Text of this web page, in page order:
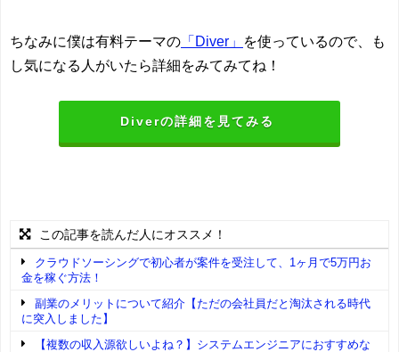
ちなみに僕は有料テーマの 「Diver」
を使っているので、も
し気になる人がいたら詳細をみてみてね！
Diverの詳細を見てみる
この記事を読んだ人にオススメ！
クラウドソーシングで初心者が案件を受注して、1ヶ月で5万円お
金を稼ぐ方法！
副業のメリットについて紹介【ただの会社員だと淘汰される時代
に突入しました】
【複数の収入源欲しいよね？】システムエンジニアにおすすめな